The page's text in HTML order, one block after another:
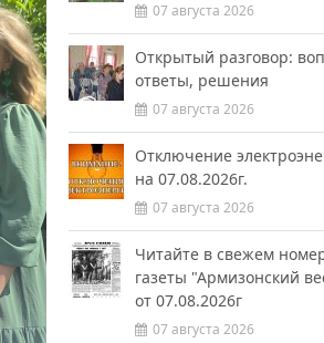
07 августа 2026
Открытый разговор:
ответы, решения
07 августа 2026
Отключение
на 07.08.2026г.
07 августа 2026
Читайте в свежем
газеты "Армизонский
от 07.08.2026г
07 августа 2026